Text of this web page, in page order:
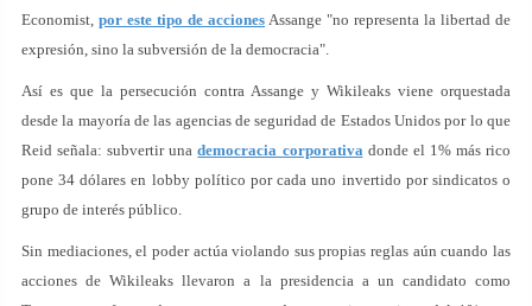
Economist, por este tipo de acciones Assange "no representa la libertad de
expresión, sino la subversión de la democracia".
Así es que la persecución contra Assange y Wikileaks viene orquestada
desde la mayoría de las agencias de seguridad de Estados Unidos por lo que
Reid señala: subvertir unademocracia corporativadonde el 1% más rico
pone 34 dólares en lobby político por cada uno invertido por sindicatos o
grupo de interés público.
Sin mediaciones, el poder actúa violando sus propias reglas aún cuando las
acciones de Wikileaks llevaron a la presidencia a un candidato como